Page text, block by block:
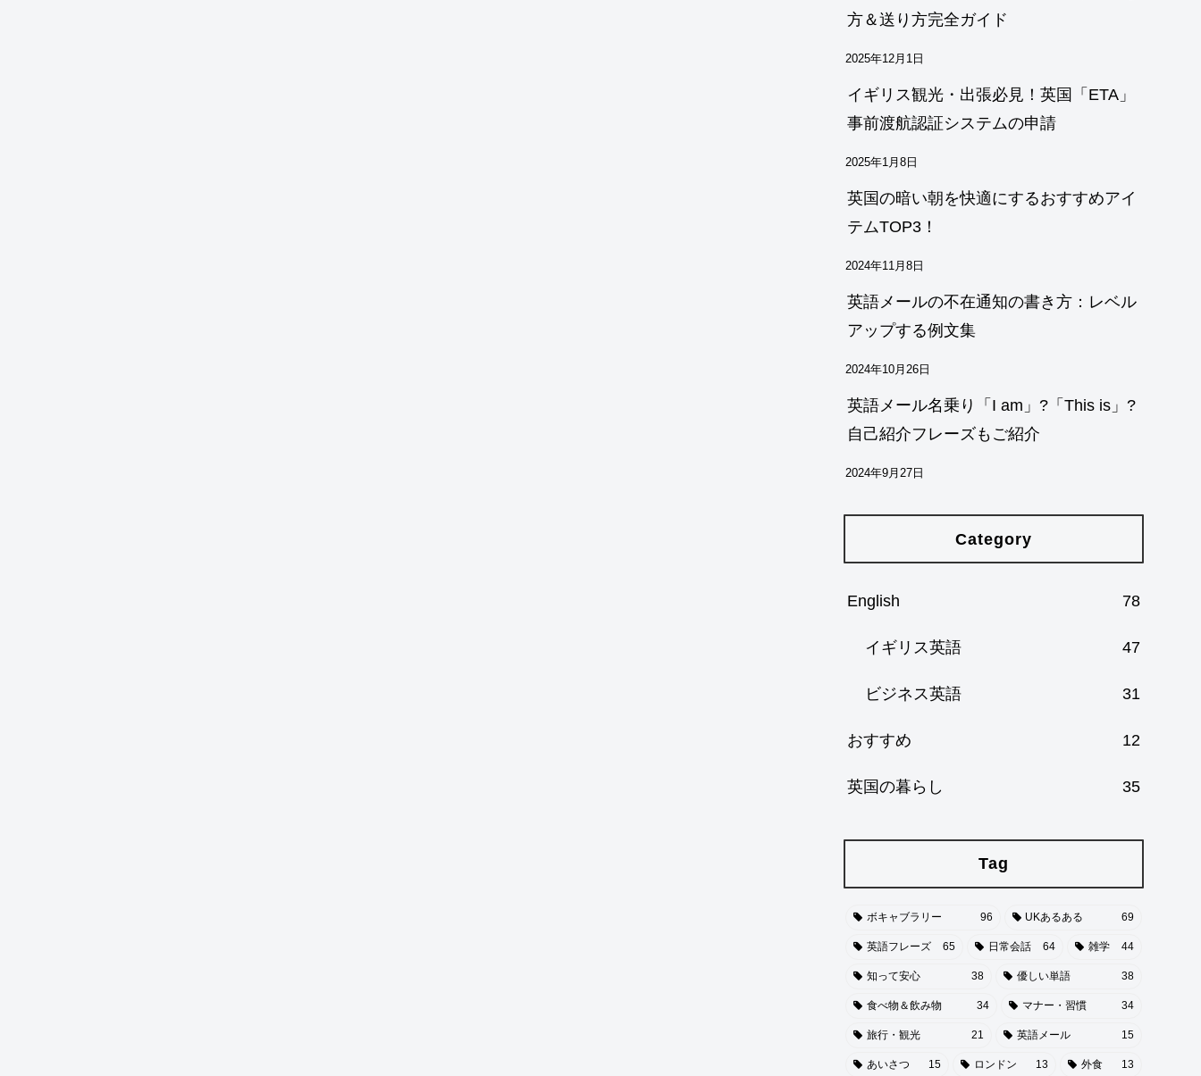
方＆送り方完全ガイド
2025年12月1日
イギリス観光・出張必見！英国「ETA」
事前渡航認証システムの申請
2025年1月8日
英国の暗い朝を快適にするおすすめアイ
テムTOP3！
2024年11月8日
英語メールの不在通知の書き方：レベル
アップする例文集
2024年10月26日
英語メール名乗り「I am」?「This is」?
自己紹介フレーズもご紹介
2024年9月27日
Category
English 78
イギリス英語 47
ビジネス英語 31
おすすめ 12
英国の暮らし 35
Tag
ボキャブラリー 96 UKあるある 69
英語フレーズ 65 日常会話 64 雑学 44
知って安心 38 優しい単語 38
食べ物＆飲み物 34 マナー・習慣 34
旅行・観光 21 英語メール 15
あいさつ 15 ロンドン 13 外食 13